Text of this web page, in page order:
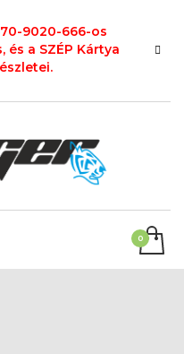
9020-666-os
a SZÉP Kártya